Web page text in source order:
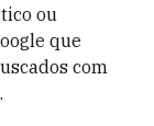
ou
que
com